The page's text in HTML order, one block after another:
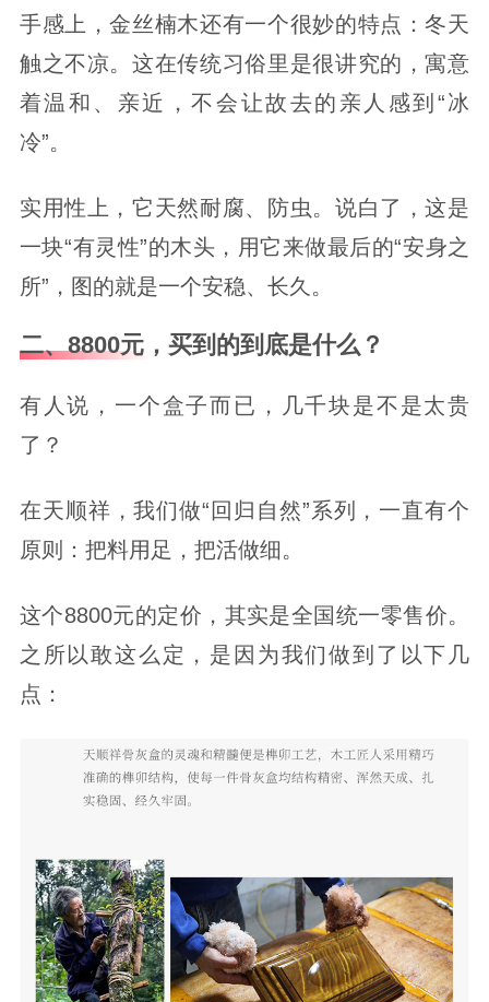
手感上，金丝楠木还有一个很妙的特点：冬天
触之不凉。这在传统习俗里是很讲究的，寓意
着温和、亲近，不会让故去的亲人感到“冰
冷”。
实用性上，它天然耐腐、防虫。说白了，这是
一块“有灵性”的木头，用它来做最后的“安身之
所”，图的就是一个安稳、长久。
二、8800元，买到的到底是什么？
有人说，一个盒子而已，几千块是不是太贵
了？
在天顺祥，我们做“回归自然”系列，一直有个
原则：把料用足，把活做细。
这个8800元的定价，其实是全国统一零售价。
之所以敢这么定，是因为我们做到了以下几
点：